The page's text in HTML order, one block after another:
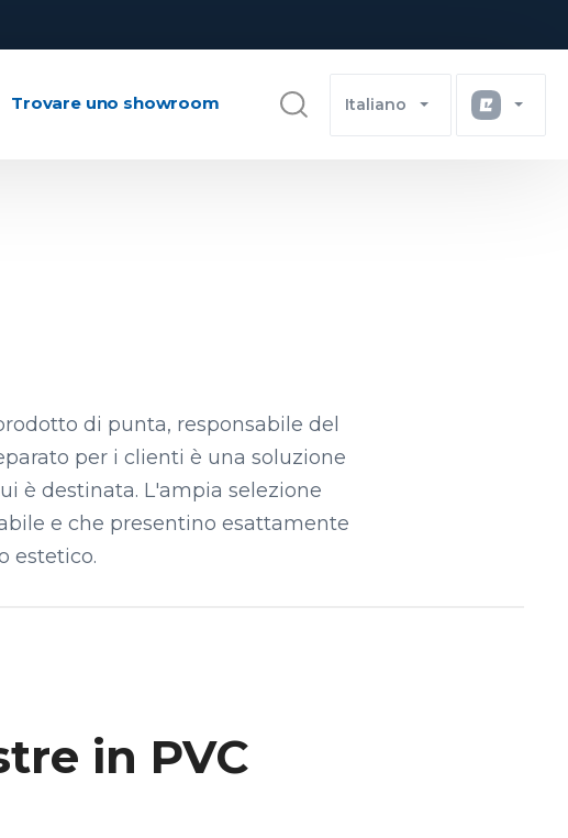
Trovare uno showroom Italiano
di punta, responsabile del
per i clienti è una soluzione
è destinata. L'ampia selezione
e che presentino esattamente
estetico.
in PVC